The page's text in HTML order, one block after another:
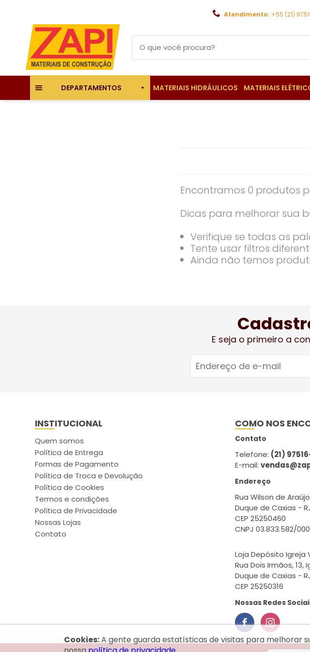
Atendimento: +55 (21)
DEPARTAMENTOS MATERIAIS HIDRÁULICOS MATERIAIS
Encontramos 0 produtos
Dicas para melhorar sua
Verifique se todas as
Tente usar filtros
Ainda não temos
E seja o primeiro a
INSTITUCIONAL
Quem somos
Política de Entrega
Formas de Pagamento
Política de Troca e Devolução
Política de Cookies
Termos e condições
Política de Privacidade
Nossas Lojas
Contato
COMO NOS
Contato
Telefone: (21)
E-mail:
Endereço
Rua Wilson de
Duque de Caxias -
CEP 25250460
CNPJ 03.833.582/
Loja Depósito Igreja
Rua Dois Irmãos,
Duque de Caxias -
CEP 25250316
Nossas Redes
Cookies:A gente guarda estatísticas de visitas para melhorar